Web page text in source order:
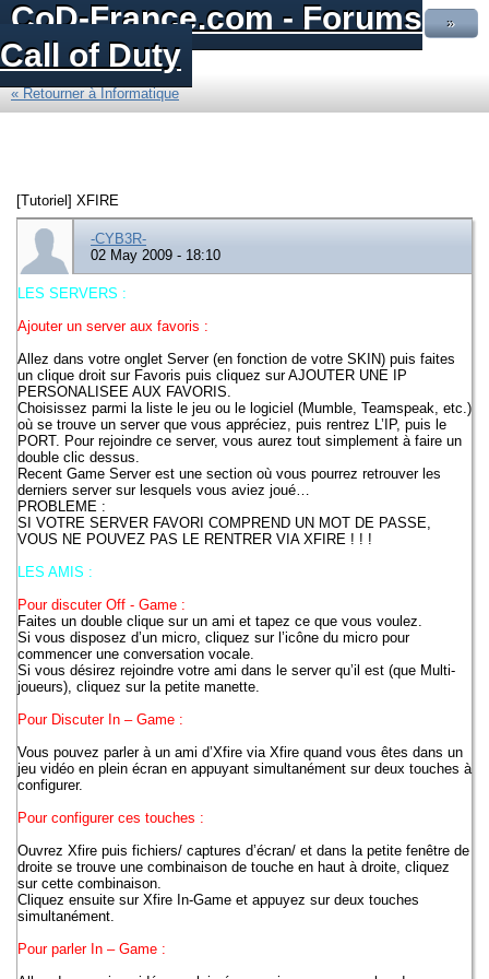
CoD-France.com - Forums
Call of Duty
»
« Retourner à Informatique
[Tutoriel] XFIRE
-CYB3R-
02 May 2009 - 18:10
LES SERVERS :
Ajouter un server aux favoris :
Allez dans votre onglet Server (en fonction de votre SKIN) puis faites
un clique droit sur Favoris puis cliquez sur AJOUTER UNE IP
PERSONALISEE AUX FAVORIS.
Choisissez parmi la liste le jeu ou le logiciel (Mumble, Teamspeak, etc.)
où se trouve un server que vous appréciez, puis rentrez L’IP, puis le
PORT. Pour rejoindre ce server, vous aurez tout simplement à faire un
double clic dessus.
Recent Game Server est une section où vous pourrez retrouver les
derniers server sur lesquels vous aviez joué…
PROBLEME :
SI VOTRE SERVER FAVORI COMPREND UN MOT DE PASSE,
VOUS NE POUVEZ PAS LE RENTRER VIA XFIRE ! ! !
LES AMIS :
Pour discuter Off - Game :
Faites un double clique sur un ami et tapez ce que vous voulez.
Si vous disposez d’un micro, cliquez sur l’icône du micro pour
commencer une conversation vocale.
Si vous désirez rejoindre votre ami dans le server qu’il est (que Multi-
joueurs), cliquez sur la petite manette.
Pour Discuter In – Game :
Vous pouvez parler à un ami d’Xfire via Xfire quand vous êtes dans un
jeu vidéo en plein écran en appuyant simultanément sur deux touches à
configurer.
Pour configurer ces touches :
Ouvrez Xfire puis fichiers/ captures d’écran/ et dans la petite fenêtre de
droite se trouve une combinaison de touche en haut à droite, cliquez
sur cette combinaison.
Cliquez ensuite sur Xfire In-Game et appuyez sur deux touches
simultanément.
Pour parler In – Game :